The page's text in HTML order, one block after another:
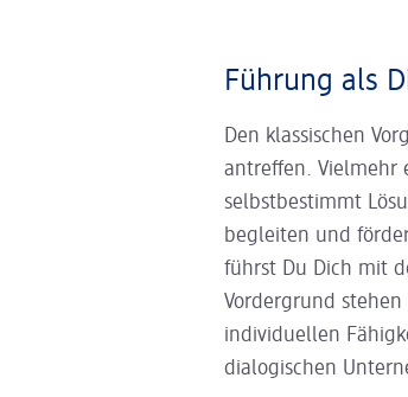
Führung als
Den klassischen
antreffen. Vielmehr
selbstbestimmt
begleiten und
führst Du Dich mit
Vordergrund
individuellen
dialogischen